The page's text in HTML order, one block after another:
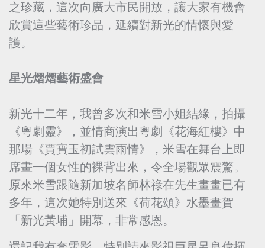
之珍藏，這次向廣大市民開放，讓大家有機會
欣賞這些藝術珍品，延續對新光的情懷與愛
護。
星光熠熠藝術盛會
新光十二年，我曾多次和米雪小姐結緣，拍攝
《粵劇靈》，並情商演出粵劇《花海紅樓》中
那場《賈寶玉初試雲雨情》，米雪在舞台上即
席畫一個女性的裸背出來，令全場觀眾震驚。
原來米雪跟隨新加坡名師林祿在先生畫畫已有
多年，這次她特別送來《荷花頌》水墨畫賀
「新光黃埔」開幕，非常感恩。